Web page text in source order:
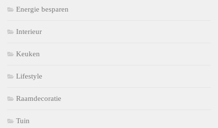
Energie besparen
Interieur
Keuken
Lifestyle
Raamdecoratie
Tuin